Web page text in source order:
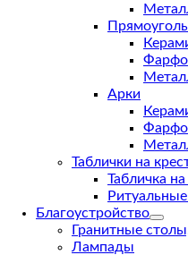
Арки
Таблички на
Табличка
Благоустройство
Гранитные
Лампады